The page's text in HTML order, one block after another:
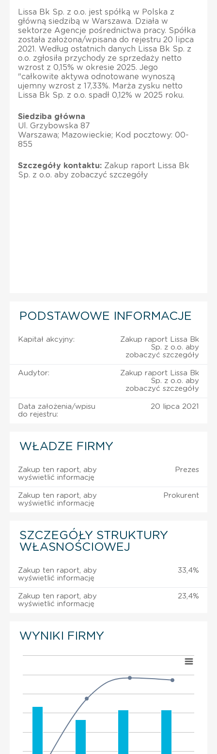
Lissa Bk Sp. z o.o. jest spółką w Polska z
główną siedzibą w Warszawa. Działa w
sektorze Agencje pośrednictwa pracy. Spółka
została założona/wpisana do rejestru 20 lipca
2021. Według ostatnich danych Lissa Bk Sp. z
o.o. zgłosiła przychody ze sprzedaży netto
wzrost z 0,15% w okresie 2025. Jego
"całkowite aktywa odnotowane wynoszą
ujemny wzrost z 17,33%. Marża zysku netto
Lissa Bk Sp. z o.o. spadł 0,12% w 2025 roku.
Siedziba główna
Ul. Grzybowska 87
Warszawa; Mazowieckie; Kod pocztowy: 00-
855
Szczegóły kontaktu: Zakup raport Lissa Bk
Sp. z o.o. aby zobaczyć szczegóły
PODSTAWOWE INFORMACJE
Kapitał akcyjny:
Zakup raport Lissa Bk
Sp. z o.o. aby
zobaczyć szczegóły
Audytor:
Zakup raport Lissa Bk
Sp. z o.o. aby
zobaczyć szczegóły
Data założenia/wpisu
do rejestru:
20 lipca 2021
WŁADZE FIRMY
Zakup ten raport, aby
wyświetlić informację
Prezes
Zakup ten raport, aby
wyświetlić informację
Prokurent
SZCZEGÓŁY STRUKTURY
WŁASNOŚCIOWEJ
Zakup ten raport, aby
wyświetlić informację
33,4%
Zakup ten raport, aby
wyświetlić informację
23,4%
WYNIKI FIRMY